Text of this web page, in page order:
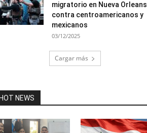
migratorio en Nueva Orleans
contra centroamericanos y
mexicanos
03/12/2025
Cargar más
NEWS